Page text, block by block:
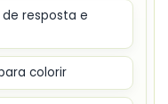
de resposta e
colorir